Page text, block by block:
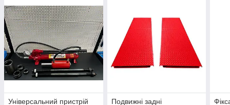
Універсальний пристрій
Подвижні задні